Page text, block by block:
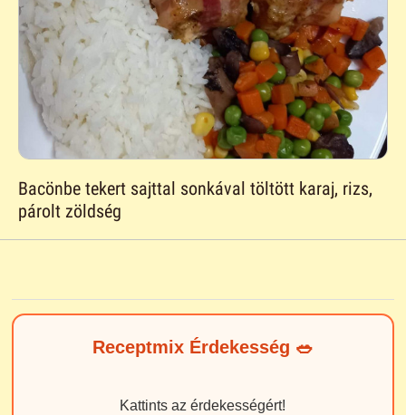
Bacönbe tekert sajttal sonkával töltött karaj, rizs,
párolt zöldség
Receptmix Érdekesség 🥗
Kattints az érdekességért!